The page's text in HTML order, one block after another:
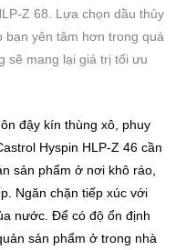
Z 68. Lựa chọn dầu thủy
bạn yên tâm hơn trong quá
sẽ mang lại giá trị tối ưu
đậy kín thùng xô, phuy
Hyspin HLP-Z 46 cần
sản phẩm ở nơi khô ráo,
Ngăn chặn tiếp xúc với
nước. Để có độ ổn định
sản phẩm ở trong nhà